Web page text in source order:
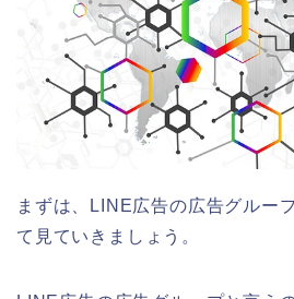
まずは、LINE広告の広告グルー
て見ていきましょう。